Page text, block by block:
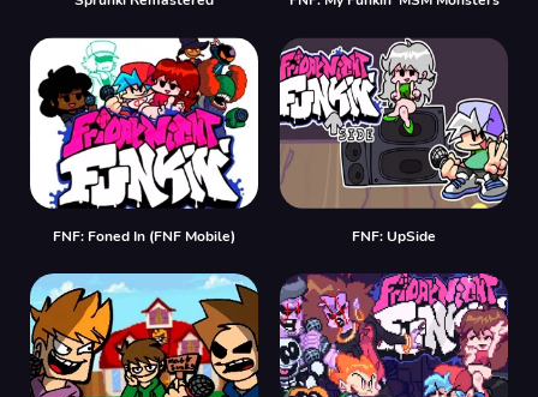
FNF: Foned In (FNF Mobile) FNF: UpSide